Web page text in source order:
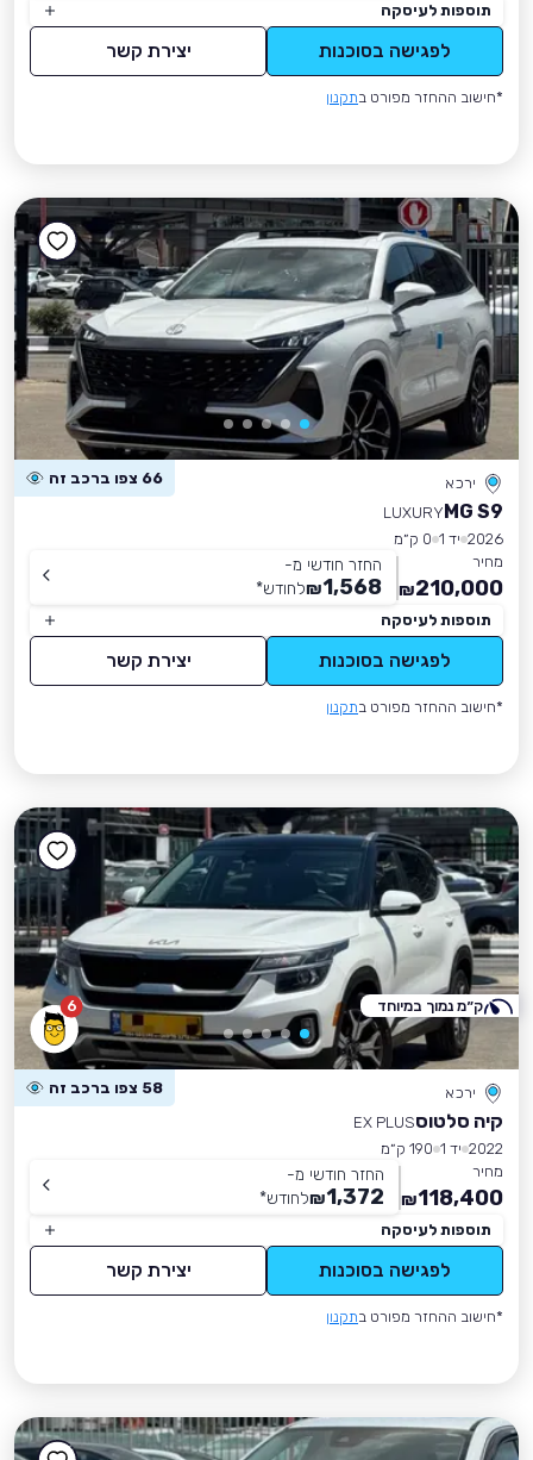
תוספות לעיסקה
לפגישה בסוכנות יצירת קשר
*חישוב ההחזר מפורט בתקנון
ירכא 66 צפו ברכב זה
MG S9
LUXURY
2026 יד 1
0 ק״מ
מחיר
210,000
₪
החזר חודשי מ-
1,568
₪לחודש*
תוספות לעיסקה
לפגישה בסוכנות יצירת קשר
*חישוב ההחזר מפורט בתקנון
6
ירכא 58 צפו ברכב זה
קיה סלטוסEX PLUS
2022 יד 1
190 ק״מ
מחיר
118,400
₪
החזר חודשי מ-
1,372
₪לחודש*
תוספות לעיסקה
לפגישה בסוכנות יצירת קשר
*חישוב ההחזר מפורט בתקנון
ק״מ נמוך במיוחד